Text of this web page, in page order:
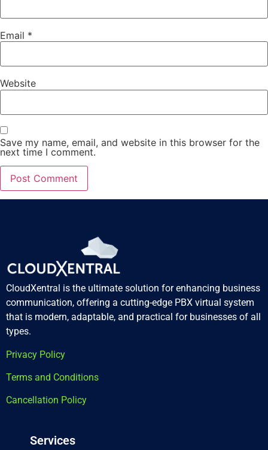
Email *
Website
Save my name, email, and website in this browser for the
next time I comment.
CloudXentral is the ultimate solution for enhancing business
communication, offering a cutting-edge PBX virtual system
that is modern, adaptable, and practical for businesses of all
types.
Privacy Policy
Terms and Conditions
Cancellation Policy
Services